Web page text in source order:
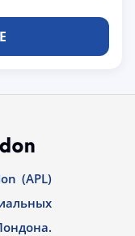
(APL)